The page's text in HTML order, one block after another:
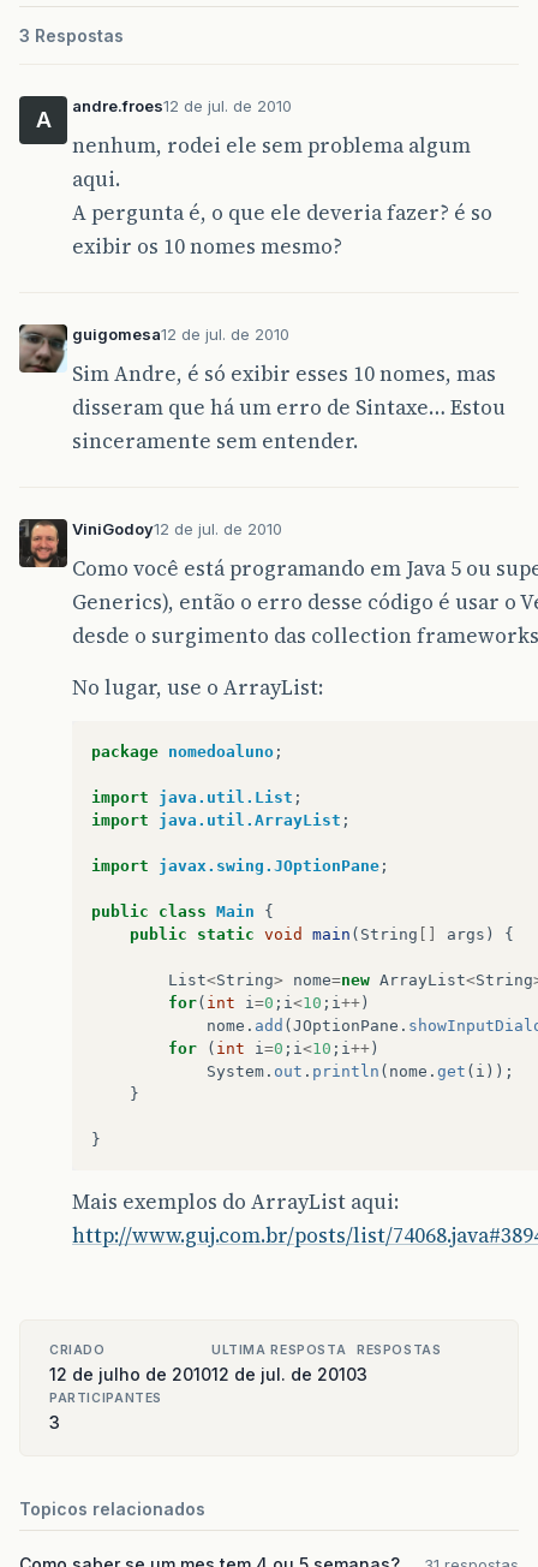
3 Respostas
A
andre.froes12 de jul. de 2010
nenhum, rodei ele sem problema algum
aqui.
A pergunta é, o que ele deveria fazer? é so
exibir os 10 nomes mesmo?
guigomesa12 de jul. de 2010
Sim Andre, é só exibir esses 10 nomes, mas
disseram que há um erro de Sintaxe… Estou
sinceramente sem entender.
ViniGodoy12 de jul. de 2010
Como você está programando em Java 5 ou
Generics), então o erro desse código é usar o
desde o surgimento das collection frameworks,
No lugar, use o ArrayList:
package nomedoaluno ;
import java.util.List ;
import
java.util.ArrayList ;
import javax.swing.JOptionPane ;
public class Main
{
public
static void main ( String args ) {
List<String> nome=new ArrayList<String
for( int i=0 ; i<10 ; i++ )
nome . add ( JOptionPane .
for
( int i=0 ; i<10 ; i++ )
System . out . println ( nome . get ( i ));
}
}
Mais exemplos do ArrayList aqui:
http://www.guj.com.br/posts/list/
CRIADO
12 de julho de 2010
ULTIMA RESPOSTA
12 de jul. de 2010
RESPOSTAS
3
PARTICIPANTES
3
Topicos relacionados